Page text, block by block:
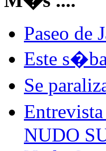
Paseo de
Este
Se
NUDO